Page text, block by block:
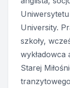
University.
szkoły,
wykładowca
Starej